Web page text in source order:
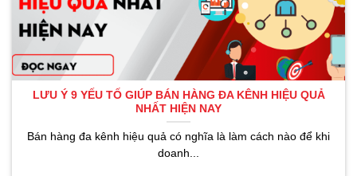
LƯU Ý 9 YẾU TỐ GIÚP BÁN HÀNG ĐA KÊNH HIỆU QUẢ
NHẤT HIỆN NAY
Bán hàng đa kênh hiệu quả có nghĩa là làm cách nào để khi
doanh...